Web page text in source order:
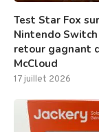
Test Star Fox sur
Nintendo
retour gagnant
McCloud
17 juillet 2026